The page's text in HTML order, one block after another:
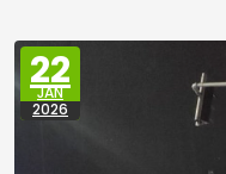
22
JAN
2026